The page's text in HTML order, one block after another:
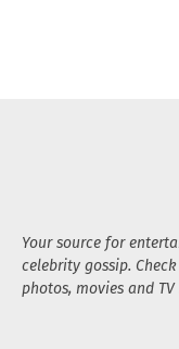
Your source for
celebrity gossip.
photos, movies and TV